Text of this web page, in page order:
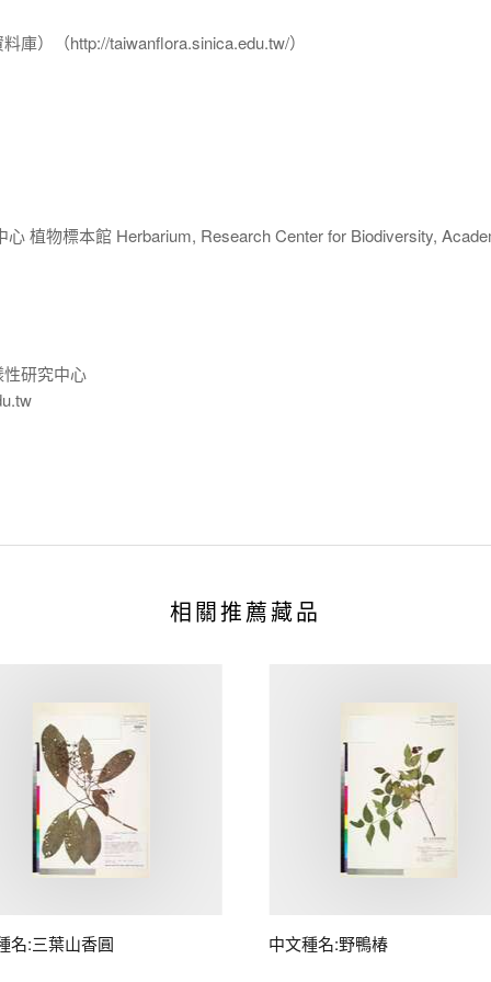
庫）（http://taiwanflora.sinica.edu.tw/）
植物標本館 Herbarium, Research Center for Biodiversity,
研究中心
相關推薦藏品
名:三葉山香圓 中文種名:野鴨椿